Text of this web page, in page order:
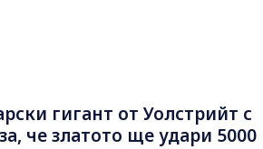
гигант от Уолстрийт с
че златото ще удари 5000